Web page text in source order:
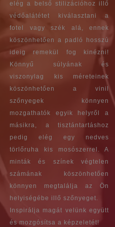
elég a belső stilizációhoz illő
védőalátétet kiválasztani a
fotel vagy szék alá, ennek
köszönhetően a padló hosszú
ideig remekül fog kinézni!
Könnyű súlyának és
viszonylag kis méreteinek
köszönhetően a vinil
szőnyegek könnyen
mozgathatók egyik helyről a
másikra, a tisztántartáshoz
pedig elég egy nedves
törlőruha kis mosószerrel. A
minták és színek végtelen
számának köszönhetően
könnyen megtalálja az Ön
helyiségébe illő szőnyeget.
Inspirálja magát velünk együtt
és mozgósítsa a képzeletét!